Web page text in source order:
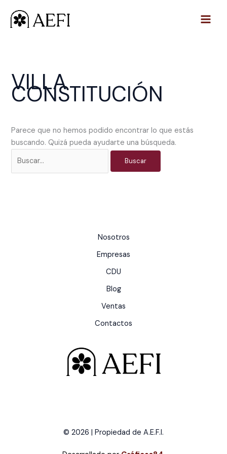
contenido
VILLA
CONSTITUCIÓN
Parece que no hemos podido encontrar lo que estás
buscando. Quizá pueda ayudarte una búsqueda.
por:
Nosotros
Empresas
CDU
Blog
Ventas
Contactos
© 2026 | Propiedad de A.E.F.I.